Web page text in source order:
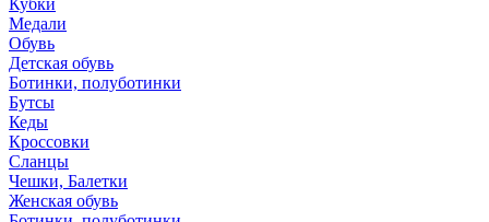
Кубки
Медали
Обувь
Детская обувь
Ботинки, полуботинки
Бутсы
Кеды
Кроссовки
Сланцы
Чешки, Балетки
Женская обувь